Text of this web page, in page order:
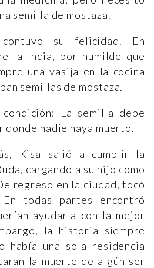
semilla de mostaza.
su felicidad. En
la India, por humilde que
una vasija en la cocina
semillas de mostaza.
La semilla debe
donde nadie haya muerto.
Kisa salió a cumplir la
cargando a su hijo como
regreso en la ciudad, tocó
todas partes encontró
ayudarla con la mejor
la historia siempre
había una sola residencia
la muerte de algún ser